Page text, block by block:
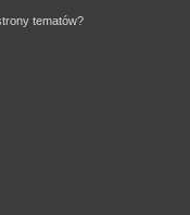
tematów?